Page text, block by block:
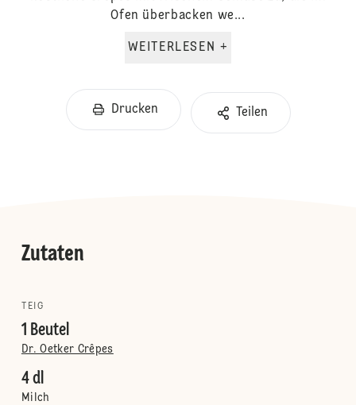
Ofen überbacken we...
WEITERLESEN +
Drucken Teilen
Zutaten
TEIG
1 Beutel
Dr. Oetker Crêpes
4 dl
Milch